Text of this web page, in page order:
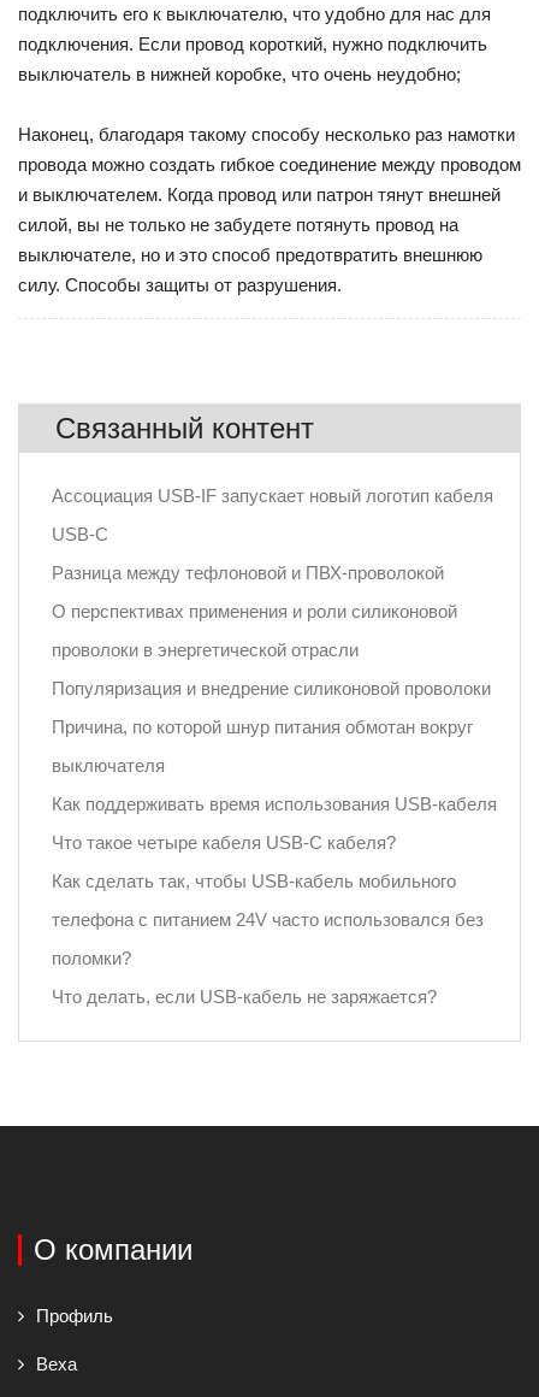
подключить его к выключателю, что удобно для нас для
подключения. Если провод короткий, нужно подключить
выключатель в нижней коробке, что очень неудобно;
Наконец, благодаря такому способу несколько раз намотки
провода можно создать гибкое соединение между проводом
и выключателем. Когда провод или патрон тянут внешней
силой, вы не только не забудете потянуть провод на
выключателе, но и это способ предотвратить внешнюю
силу. Способы защиты от разрушения.
Связанный контент
Ассоциация USB-IF запускает новый логотип кабеля
USB-C
Разница между тефлоновой и ПВХ-проволокой
О перспективах применения и роли силиконовой
проволоки в энергетической отрасли
Популяризация и внедрение силиконовой проволоки
Причина, по которой шнур питания обмотан вокруг
выключателя
Как поддерживать время использования USB-кабеля
Что такое четыре кабеля USB-C кабеля?
Как сделать так, чтобы USB-кабель мобильного
телефона с питанием 24V часто использовался без
поломки?
Что делать, если USB-кабель не заряжается?
О компании
Профиль
Веха